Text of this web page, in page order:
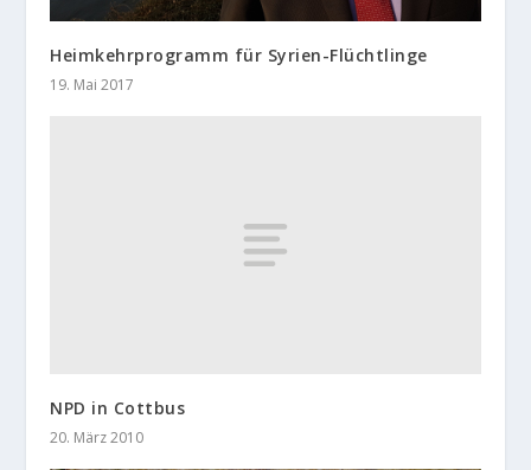
Heimkehrprogramm für Syrien-Flüchtlinge
19. Mai 2017
NPD in Cottbus
20. März 2010